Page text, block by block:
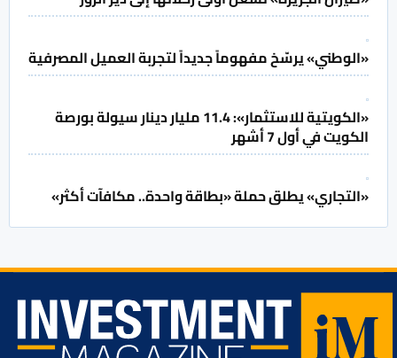
«الوطني» يرسّخ مفهوماً جديداً لتجربة العميل المصرفية
«الكويتية للاستثمار»: 11.4 مليار دينار سيولة بورصة
الكويت في أول 7 أشهر
«التجاري» يطلق حملة «بطاقة واحدة.. مكافآت أكثر»